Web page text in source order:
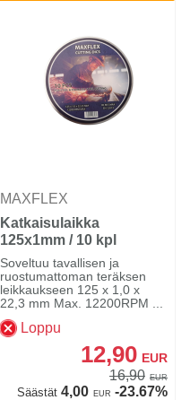
MAXFLEX
Katkaisulaikka
125x1mm / 10 kpl
Soveltuu tavallisen ja
ruostumattoman teräksen
leikkaukseen 125 x 1,0 x
22,3 mm Max. 12200RPM ...
Loppu
12,90 EUR
16,90 EUR
Säästät4,00 EUR -23.67%